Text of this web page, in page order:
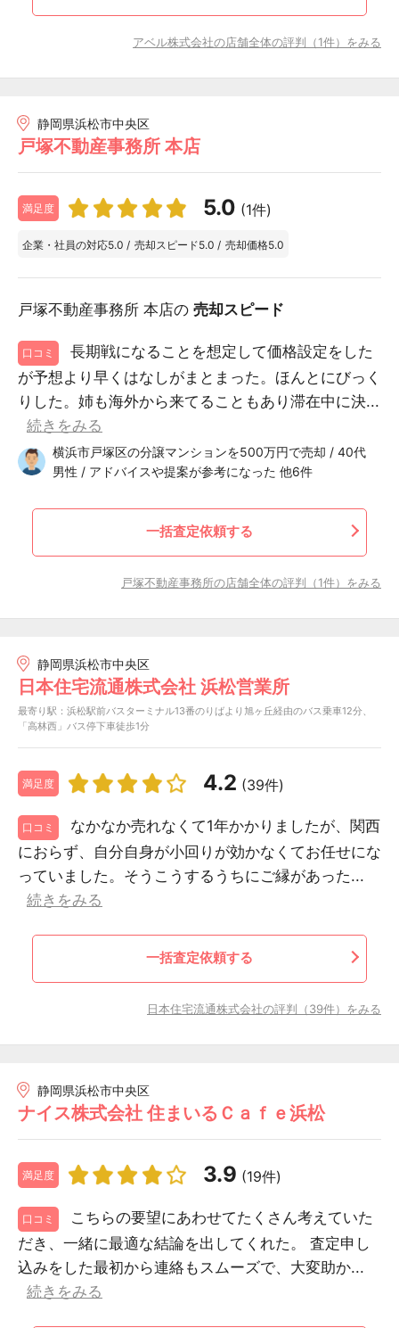
アベル株式会社の店舗全体の評判（1件）をみる
静岡県浜松市中央区
戸塚不動産事務所 本店
満足度 5.0 (1件)
企業・社員の対応5.0 / 売却スピード5.0 / 売却価格5.0
戸塚不動産事務所 本店の 売却スピード
口コミ
長期戦になることを想定して価格設定をした
が予想より早くはなしがまとまった。ほんとにびっく
りした。姉も海外から来てることもあり滞在中に決...
続きをみる
横浜市戸塚区の分譲マンションを500万円で売却 / 40代
男性 / アドバイスや提案が参考になった 他6件
一括査定依頼する
戸塚不動産事務所の店舗全体の評判（1件）をみる
静岡県浜松市中央区
日本住宅流通株式会社 浜松営業所
最寄り駅：浜松駅前バスターミナル13番のりばより旭ヶ丘経由のバス乗車12分、
「高林西」バス停下車徒歩1分
満足度 4.2 (39件)
口コミ
なかなか売れなくて1年かかりましたが、関西
におらず、自分自身が小回りが効かなくてお任せにな
っていました。そうこうするうちにご縁があった...
続きをみる
一括査定依頼する
日本住宅流通株式会社の評判（39件）をみる
静岡県浜松市中央区
ナイス株式会社 住まいるＣａｆｅ浜松
満足度 3.9 (19件)
口コミ
こちらの要望にあわせてたくさん考えていた
だき、一緒に最適な結論を出してくれた。 査定申し
込みをした最初から連絡もスムーズで、大変助か...
続きをみる